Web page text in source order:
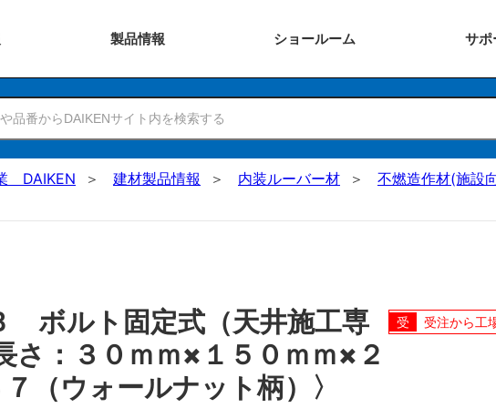
製品情報 ショールーム サポ
DAIKEN 建材製品情報 内装ルーバー材 不燃造作材(施設
ボルト固定式（天井施工専
さ：３０ｍｍ×１５０ｍｍ×２
（ウォールナット柄）〉
受注から工